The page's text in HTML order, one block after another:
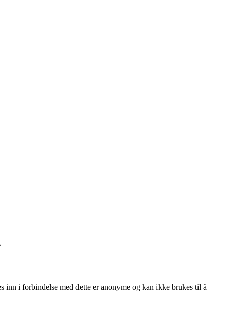
i forbindelse med dette er anonyme og kan ikke brukes til å